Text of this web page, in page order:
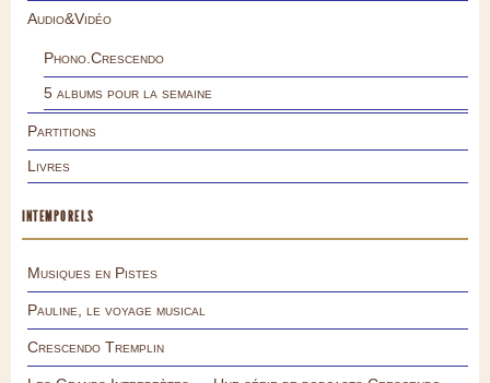
Audio&Vidéo
Phono.Crescendo
5 albums pour la semaine
Partitions
Livres
INTEMPORELS
Musiques en Pistes
Pauline, le voyage musical
Crescendo Tremplin